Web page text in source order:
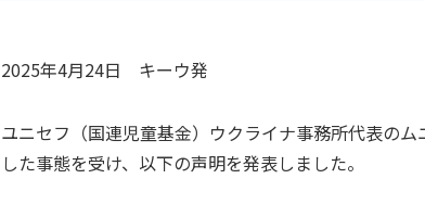
2025年4月24日 キーウ発
ユニセフ（国連児童基金）ウクライナ事務所代表の
した事態を受け、以下の声明を発表しました。